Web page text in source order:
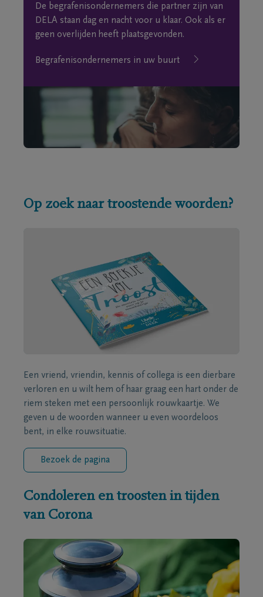
De begrafenisondernemers die partner zijn van
DELA staan dag en nacht voor u klaar. Ook als er
geen overlijden heeft plaatsgevonden.
Begrafenisondernemers in uw buurt
Op zoek naar troostende woorden?
Een vriend, vriendin, kennis of collega is een dierbare
verloren en u wilt hem of haar graag een hart onder de
riem steken met een persoonlijk rouwkaartje. We
geven u de woorden wanneer u even woordeloos
bent, in elke rouwsituatie.
Bezoek de pagina
Condoleren en troosten in tijden
van Corona